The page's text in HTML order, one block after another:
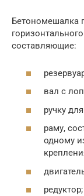
Бетономешалка
составляющие:
вал с
ручку
раму,
одному
редуктор;